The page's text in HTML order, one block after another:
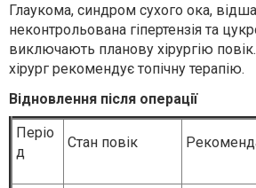
Глаукома, синдром сухого ока,
неконтрольована гіпертензія та
виключають планову хірургію
хірург рекомендує топічну терапію.
Відновлення після операції
Періо
д
Стан повік